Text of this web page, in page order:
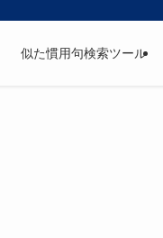
似た慣用句検索ツール